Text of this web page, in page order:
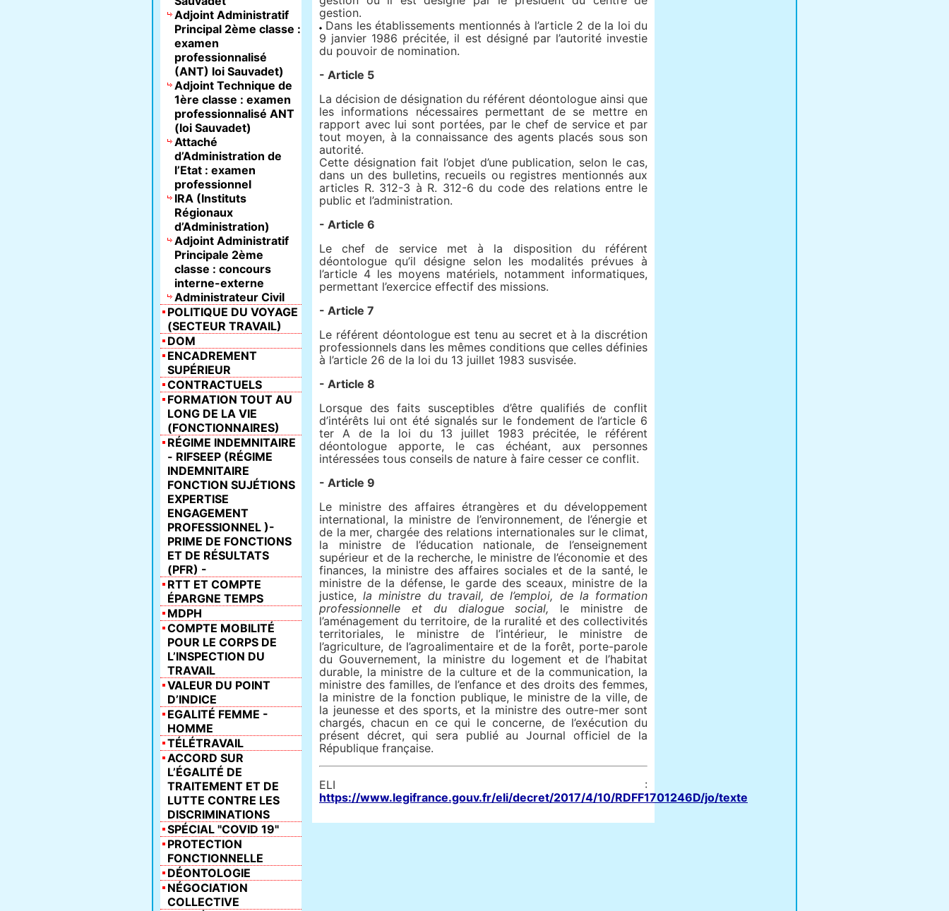
gestion.
Dans les établissements mentionnés à l’article 2 de la loi du
9 janvier 1986 précitée, il est désigné par l’autorité investie
du pouvoir de nomination.
- Article 5
La décision de désignation du référent déontologue ainsi que
les informations nécessaires permettant de se mettre en
rapport avec lui sont portées, par le chef de service et par
tout moyen, à la connaissance des agents placés sous son
autorité.
Cette désignation fait l’objet d’une publication, selon le cas,
dans un des bulletins, recueils ou registres mentionnés aux
articles R. 312-3 à R. 312-6 du code des relations entre le
public et l’administration.
- Article 6
Le chef de service met à la disposition du référent
déontologue qu’il désigne selon les modalités prévues à
l’article 4 les moyens matériels, notamment informatiques,
permettant l’exercice effectif des missions.
- Article 7
Le référent déontologue est tenu au secret et à la discrétion
professionnels dans les mêmes conditions que celles définies
à l’article 26 de la loi du 13 juillet 1983 susvisée.
- Article 8
Lorsque des faits susceptibles d’être qualifiés de conflit
d’intérêts lui ont été signalés sur le fondement de l’article 6
ter A de la loi du 13 juillet 1983 précitée, le référent
déontologue apporte, le cas échéant, aux personnes
intéressées tous conseils de nature à faire cesser ce conflit.
- Article 9
Le ministre des affaires étrangères et du développement
international, la ministre de l’environnement, de l’énergie et
de la mer, chargée des relations internationales sur le climat,
la ministre de l’éducation nationale, de l’enseignement
supérieur et de la recherche, le ministre de l’économie et des
finances, la ministre des affaires sociales et de la santé, le
ministre de la défense, le garde des sceaux, ministre de la
justice,la ministre du travail, de l’emploi, de la formation
professionnelle et du dialogue social, le ministre de
l’aménagement du territoire, de la ruralité et des collectivités
territoriales, le ministre de l’intérieur, le ministre de
l’agriculture, de l’agroalimentaire et de la forêt, porte-parole
du Gouvernement, la ministre du logement et de l’habitat
durable, la ministre de la culture et de la communication, la
ministre des familles, de l’enfance et des droits des femmes,
la ministre de la fonction publique, le ministre de la ville, de
la jeunesse et des sports, et la ministre des outre-mer sont
chargés, chacun en ce qui le concerne, de l’exécution du
présent décret, qui sera publié au Journal officiel de la
République française.
ELI :
https://www.legifrance.gouv.fr/eli/decret/2017/4/10/RDFF1701246D/jo/texte
Adjoint Administratif
Principal 2ème classe :
examen
professionnalisé
(ANT) loi Sauvadet)
Adjoint Technique de
1ère classe : examen
professionnalisé ANT
(loi Sauvadet)
Attaché
d’Administration de
l’Etat : examen
professionnel
IRA (Instituts
Régionaux
d’Administration)
Adjoint Administratif
Principale 2ème
classe : concours
interne-externe
Administrateur Civil
POLITIQUE DU VOYAGE
(SECTEUR TRAVAIL)
DOM
ENCADREMENT
SUPÉRIEUR
CONTRACTUELS
FORMATION TOUT AU
LONG DE LA VIE
(FONCTIONNAIRES)
RÉGIME INDEMNITAIRE
- RIFSEEP (RÉGIME
INDEMNITAIRE
FONCTION SUJÉTIONS
EXPERTISE
ENGAGEMENT
PROFESSIONNEL )-
PRIME DE FONCTIONS
ET DE RÉSULTATS
(PFR) -
RTT ET COMPTE
ÉPARGNE TEMPS
MDPH
COMPTE MOBILITÉ
POUR LE CORPS DE
L’INSPECTION DU
TRAVAIL
VALEUR DU POINT
D’INDICE
EGALITÉ FEMME -
HOMME
TÉLÉTRAVAIL
ACCORD SUR
L’ÉGALITÉ DE
TRAITEMENT ET DE
LUTTE CONTRE LES
DISCRIMINATIONS
SPÉCIAL "COVID 19"
PROTECTION
FONCTIONNELLE
DÉONTOLOGIE
NÉGOCIATION
COLLECTIVE